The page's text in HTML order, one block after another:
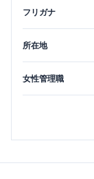
フリガナ
所在地
女性管理職